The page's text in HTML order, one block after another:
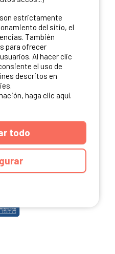
estrictamente
del sitio, el
También
para ofrecer
Al hacer clic
el uso de
descritos en
haga clic aquí.
todo